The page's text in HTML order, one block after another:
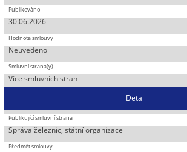
30.06.2026
Neuvedeno
Více smluvních stran
Detail
Správa železnic, státní organizace